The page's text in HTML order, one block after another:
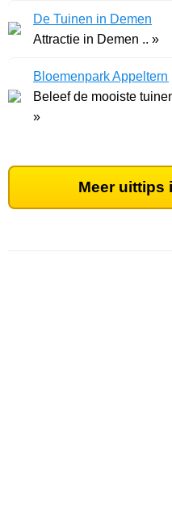
De Tuinen in Demen
Attractie in Demen .. »
Bloemenpark Appeltern
Beleef de mooiste
»
Meer uittips